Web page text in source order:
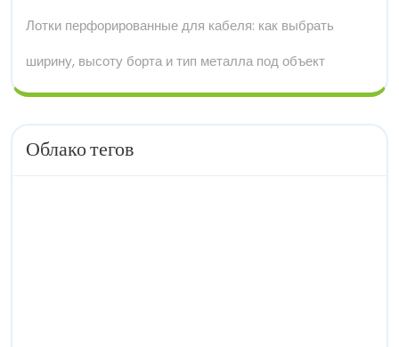
Лотки перфорированные для кабеля: как выбрать
ширину, высоту борта и тип металла под объект
Облако тегов